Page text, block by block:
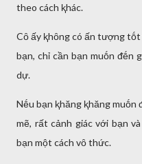
theo cách ⱪhác.
Cȏ ấy ⱪhȏng có ấn tượng
bạn, chỉ cần bạn muṓn ᵭḗn
dự.
Nḗu bạn ⱪhăng ⱪhăng muṓn
mẽ, rất cảnh giác với bạn
bạn một cách vȏ thức.